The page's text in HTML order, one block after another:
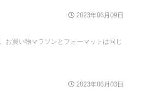
2023年06月09日
お買い物マラソンとフォーマットは同じ
2023年06月03日